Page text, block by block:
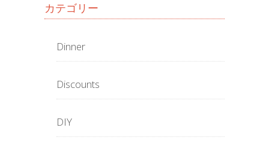
カテゴリー
Dinner
Discounts
DIY